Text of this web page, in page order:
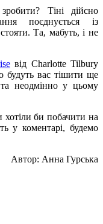
Тіні дійсно
поєднується із
Та, мабуть, і не
від Charlotte Tilbury
будуть вас тішити ще
неодмінно у цьому
би побачити на
у коментарі, будемо
Автор: Анна Гурська